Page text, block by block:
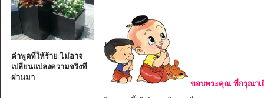
คำพูดที่ให้ร้าย ไม่อาจ
เปลียนแปลงความจริงที
ผ่านมา
ขอบพระคุณ ที่กรุณาเ